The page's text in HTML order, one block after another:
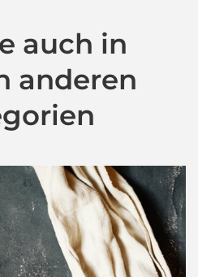
auch in
anderen